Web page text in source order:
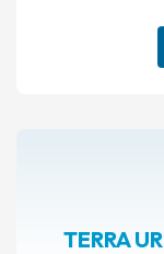
TERRA